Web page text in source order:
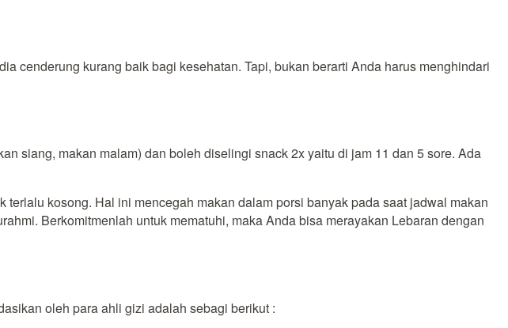
cenderung kurang baik bagi kesehatan. Tapi, bukan berarti Anda harus menghindari
siang, makan malam) dan boleh diselingi snack 2x yaitu di jam 11 dan 5 sore. Ada
kosong. Hal ini mencegah makan dalam porsi banyak pada saat jadwal makan
Berkomitmenlah untuk mematuhi, maka Anda bisa merayakan Lebaran dengan
oleh para ahli gizi adalah sebagi berikut :